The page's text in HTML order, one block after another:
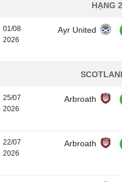
HẠNG
01/08
2026
Ayr United
25/07
2026
Arbroath
22/07
2026
Arbroath